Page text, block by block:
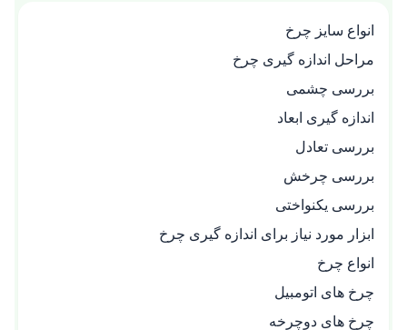
انواع سایز چرخ
مراحل اندازه گیری چرخ
بررسی چشمی
اندازه‌ گیری ابعاد
بررسی تعادل
بررسی چرخش
بررسی یکنواختی
ابزار مورد نیاز برای اندازه گیری چرخ
انواع چرخ
چرخ‌ های اتومبیل
چرخ‌ های دوچرخه